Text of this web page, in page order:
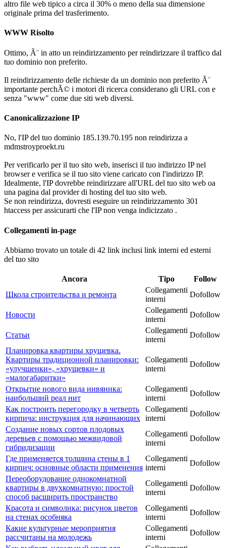
altro file web tipico a circa il 30% o meno della sua dimensione
originale prima del trasferimento.
WWW Risolto
Ottimo, Ã¨ in atto un reindirizzamento per reindirizzare il traffico dal
tuo dominio non preferito.
Il reindirizzamento delle richieste da un dominio non preferito Ã¨
importante perchÃ© i motori di ricerca considerano gli URL con e
senza "www" come due siti web diversi.
Canonicalizzazione IP
No, l'IP del tuo dominio 185.139.70.195 non reindirizza a
mdmstroyproekt.ru
Per verificarlo per il tuo sito web, inserisci il tuo indirizzo IP nel
browser e verifica se il tuo sito viene caricato con l'indirizzo IP.
Idealmente, l'IP dovrebbe reindirizzare all'URL del tuo sito web oa
una pagina dal provider di hosting del tuo sito web.
Se non reindirizza, dovresti eseguire un reindirizzamento 301
htaccess per assicurarti che l'IP non venga indicizzato .
Collegamenti in-page
Abbiamo trovato un totale di 42 link inclusi link interni ed esterni
del tuo sito
Ancora Tipo
Follow
Школа строительства и ремонта
Collegamenti
interni
Dofollow
Новости
Collegamenti
interni
Dofollow
Статьи
Collegamenti
interni
Dofollow
Планировка квартиры хрущевка.
Квартиры традиционной планировки:
«улучшенки», «хрущевки» и
«малогабаритки»
Collegamenti
interni
Dofollow
Открытие нового вида нивяника:
наибольший реал нит
Collegamenti
interni
Dofollow
Как построить перегородку в четверть
кирпича: инструкция для начинающих
Collegamenti
interni
Dofollow
Создание новых сортов плодовых
деревьев с помощью межвидовой
гибридизации
Collegamenti
interni
Dofollow
Где применяется толщина стены в 1
кирпич: основные области применения
Collegamenti
interni
Dofollow
Переоборудование однокомнатной
квартиры в двухкомнатную: простой
способ расширить пространство
Collegamenti
interni
Dofollow
Красота и символика: рисунок цветов
на стенах особняка
Collegamenti
interni
Dofollow
Какие культурные мероприятия
рассчитаны на молодежь
Collegamenti
interni
Dofollow